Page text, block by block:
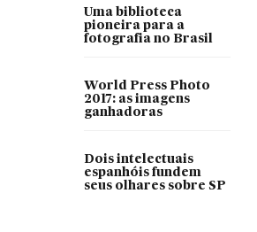
Uma biblioteca
pioneira para a
fotografia no Brasil
World Press Photo
2017: as imagens
ganhadoras
Dois intelectuais
espanhóis fundem
seus olhares sobre SP